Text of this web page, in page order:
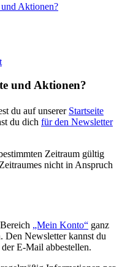
Aktionen?
und Aktionen?
du auf unserer Startseite
du dich für den Newsletter
Zeitraum gültig
nicht in Anspruch
„Mein Konto“ ganz
Den Newsletter kannst du
E-Mail abbestellen.